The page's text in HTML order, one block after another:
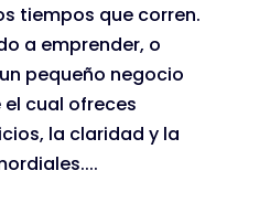
tiempos que corren.
a emprender, o
pequeño negocio
cual ofreces
la claridad y la